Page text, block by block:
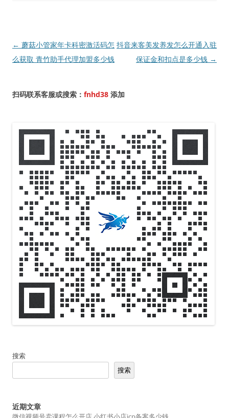
文
章
← 蘑菇小管家年卡科密激活码怎
么获取 青竹助手代理加盟多少钱
抖音来客美发养发怎么开通入驻
保证金和扣点是多少钱 →
扫码联系客服或搜索： fnhd38 添加
搜索
搜索
近期文章